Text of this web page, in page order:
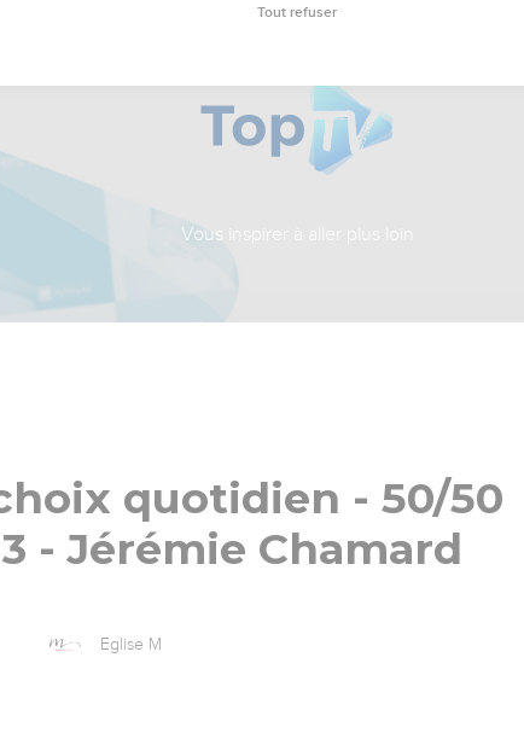
Vous inspirer à aller plus loin
quotidien - 50/50
- Jérémie Chamard
Eglise M
Tout refuser